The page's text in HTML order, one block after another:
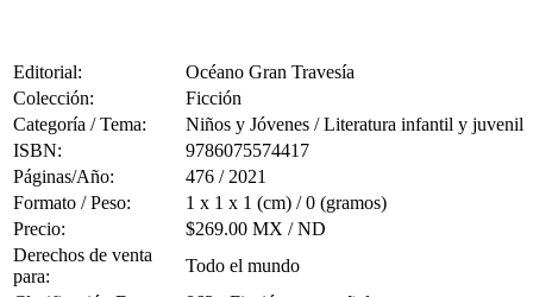
Editorial:
Océano Gran Travesía
Colección:
Ficción
Categoría / Tema:
Niños y Jóvenes / Literatura infantil y juvenil
ISBN:
9786075574417
Páginas/Año:
476 / 2021
Formato / Peso:
1 x 1 x 1 (cm) / 0 (gramos)
Precio:
$269.00 MX / ND
Derechos de venta
para:
Todo el mundo